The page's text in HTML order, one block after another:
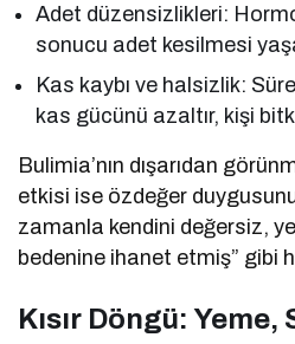
Adet düzensizlikleri:
sonucu adet kesilmesi
Kas kaybı ve halsizlik:
kas gücünü azaltır, kişi
Bulimia’nın dışarıdan
etkisi ise özdeğer
zamanla kendini değersiz,
bedenine ihanet etmiş” gibi
Kısır Döngü: